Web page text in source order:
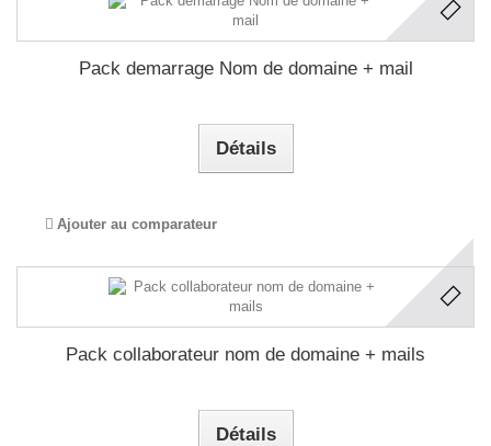
Pack demarrage Nom de domaine + mail
Détails
Ajouter au comparateur
Pack collaborateur nom de domaine + mails
Détails